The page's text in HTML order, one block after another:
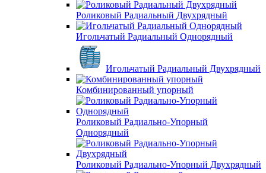
Роликовый Радиальный Двухрядный
Игольчатый Радиальный Однорядный
Игольчатый Радиальный Двухрядный
Комбинированный упорный
Роликовый Радиально-Упорный
Однорядный
Роликовый Радиально-Упорный Двухрядный